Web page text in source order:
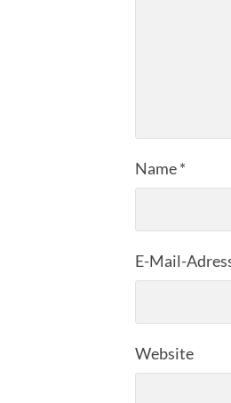
Name*
E-Mail-
Website